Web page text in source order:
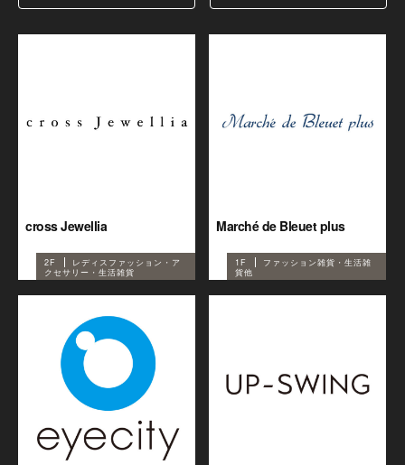
2F
レディスファッション・ア
クセサリー・生活雑貨
cross Jewellia
1F
ファッション雑貨・生活雑
貨他
Marché de Bleuet plus